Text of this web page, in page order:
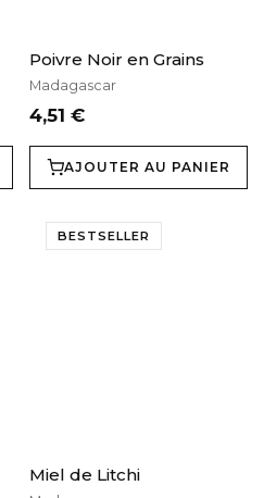
Poivre Noir en Grains
Madagascar
4,51 €
AJOUTER AU PANIER
BESTSELLER
Miel de Litchi